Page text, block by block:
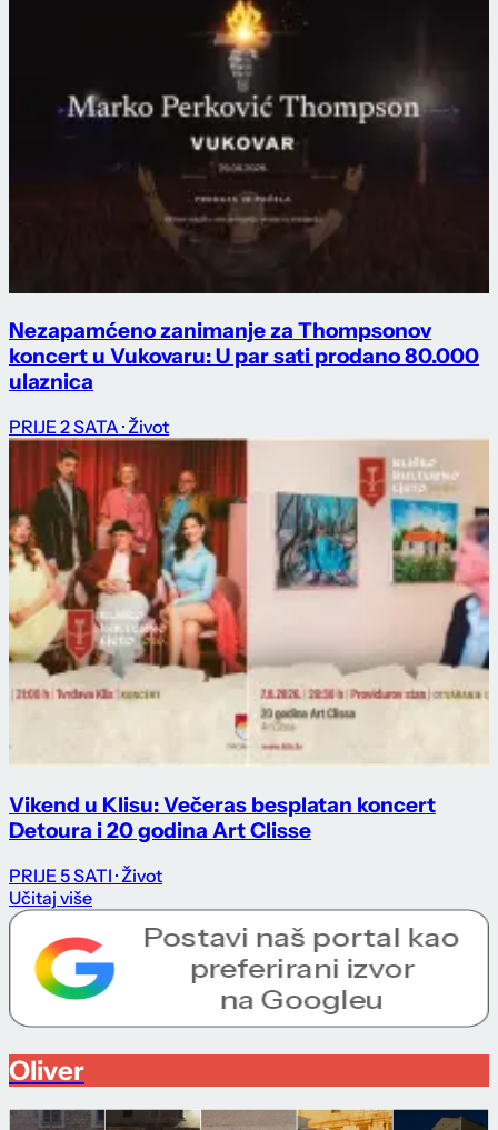
Nezapamćeno zanimanje za Thompsonov
koncert u Vukovaru: U par sati prodano 80.000
ulaznica
PRIJE 2 SATA · Život
Vikend u Klisu: Večeras besplatan koncert
Detoura i 20 godina Art Clisse
PRIJE 5 SATI · Život
Učitaj više
Oliver